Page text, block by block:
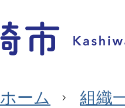
ホーム 組織